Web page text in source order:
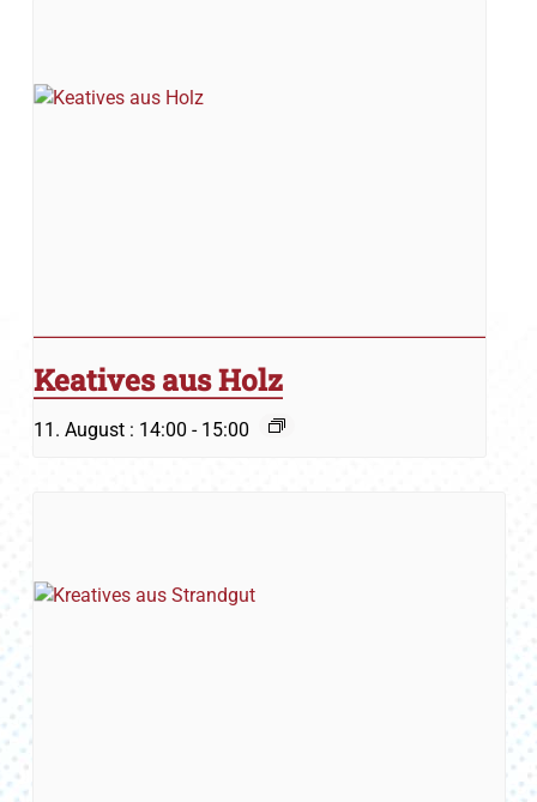
Keatives aus Holz
11. August : 14:00 - 15:00